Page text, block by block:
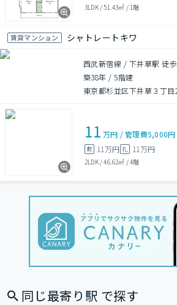
3LDK/51.43㎡ / 1階
賃貸マンション シャトレートキワ
西武新宿線 / 下井草駅 徒
築38年 /5階建
東京都杉並区下井草３丁目
11 万円 /管理費5,000円
敷 11万円 礼 11万円
2LDK/46.62㎡ /4階
同じ最寄り駅 で探す